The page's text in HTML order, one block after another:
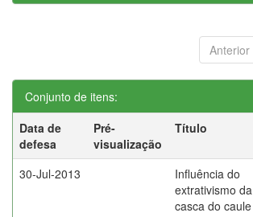
Anterior
Conjunto de itens:
Data de
defesa
Pré-
visualização
Título
30-Jul-2013
Influência do
extrativismo da
casca do caule